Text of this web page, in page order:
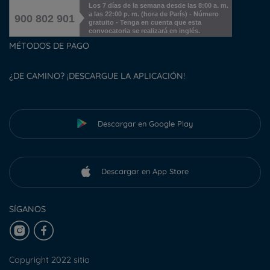
900 802 901
Los 7 días de la semana desde las 8:00 a. m.
a las 22:00 p. m. (hora de París) - Número
gratuito - Tenga en cuenta que esta
convocatoria se realizará en inglés.
MÉTODOS DE PAGO
¿DE CAMINO? ¡DESCARGUE LA APLICACIÓN!
Descargar en Google Play
Descargar en App Store
SÍGANOS
Copyright 2022 sitio